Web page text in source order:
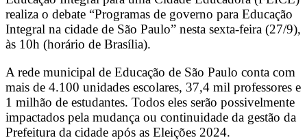
realiza o debate “Programas de governo para Educação
Integral na cidade de São Paulo” nesta sexta-feira (27/9),
às 10h (horário de Brasília).
A rede municipal de Educação de São Paulo conta com
mais de 4.100 unidades escolares, 37,4 mil professores e
1 milhão de estudantes. Todos eles serão possivelmente
impactados pela mudança ou continuidade da gestão da
Prefeitura da cidade após as Eleições 2024.